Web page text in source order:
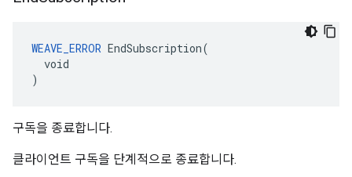
WEAVE_ERROR EndSubscription(
  void
)
구독을 종료합니다.
클라이언트 구독을 단계적으로 종료합니다.